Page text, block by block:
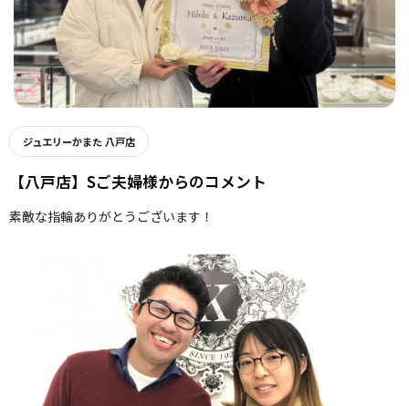
ジュエリーかまた 八戸店
【八戸店】Sご夫婦様からのコメント
素敵な指輪ありがとうございます！